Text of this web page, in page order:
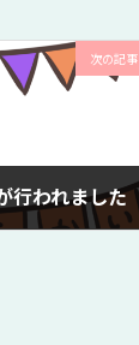
次の記事
行われました